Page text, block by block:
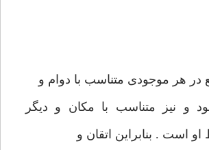
در هر موجودی متناسب با دوام و
و نیز متناسب با مکان و دیگر
است . بنابراین اتقان و